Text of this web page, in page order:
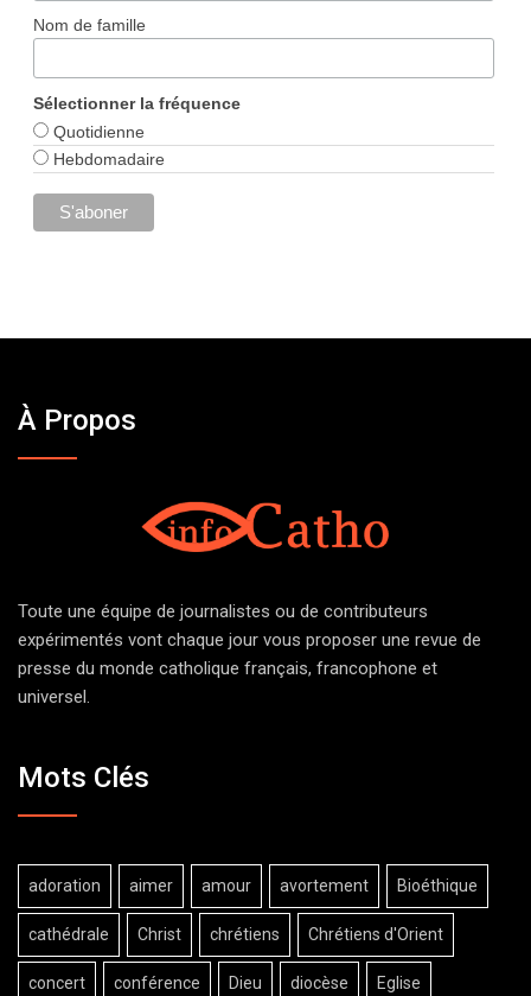
Nom de famille
Sélectionner la fréquence
Quotidienne
Hebdomadaire
À Propos
Toute une équipe de journalistes ou de contributeurs
expérimentés vont chaque jour vous proposer une revue de
presse du monde catholique français, francophone et
universel.
Mots Clés
adoration aimer amour avortement Bioéthique
cathédrale Christ chrétiens Chrétiens d'Orient
concert conférence Dieu diocèse Eglise